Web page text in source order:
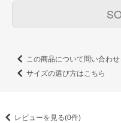
この商品について問い合わせ
サイズの選び方はこちら
レビューを見る(0件)